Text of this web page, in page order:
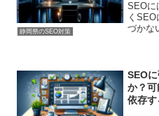
静岡県のSEO対策
SEOに
く
づかな
た。
位表示
SEO
か？可
依存す